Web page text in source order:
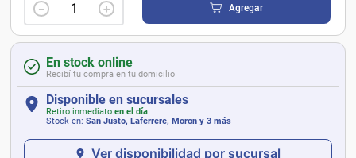
＋
－ Agregar
En stock online
Recibí tu compra en tu domicilio
Disponible en sucursales
Retiro inmediato en el día
Stock en: San Justo, Laferrere, Moron y 3 más
Ver disponibilidad por sucursal